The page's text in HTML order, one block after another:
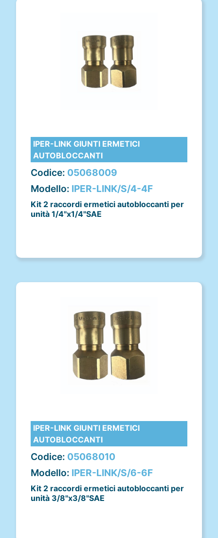
IPER-LINK GIUNTI ERMETICI
AUTOBLOCCANTI
Codice: 05068009
Modello: IPER-LINK/S/4-4F
Kit 2 raccordi ermetici autobloccanti per
unità 1/4"x1/4"SAE
IPER-LINK GIUNTI ERMETICI
AUTOBLOCCANTI
Codice: 05068010
Modello: IPER-LINK/S/6-6F
Kit 2 raccordi ermetici autobloccanti per
unità 3/8"x3/8"SAE